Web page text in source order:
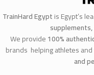
TrainHard Egyptis Egypt’s
We provide100%
brands helping athletes
and